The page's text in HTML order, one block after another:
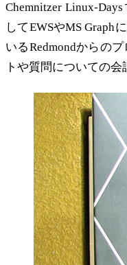
Chemnitzer Linux-
してEWSやMS Graph
いるRedmondからの
トや質問についての会